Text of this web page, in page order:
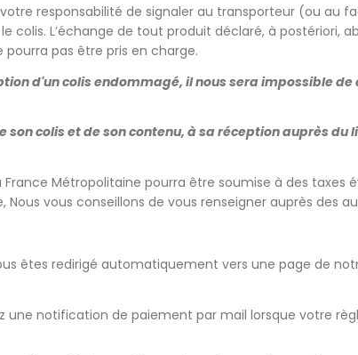
responsabilité de signaler au transporteur (ou au
colis. L’échange de tout produit déclaré, à postériori,
pas être pris en charge.
d'un colis endommagé, il nous sera impossible
colis et de son contenu, à sa réception auprès du
Métropolitaine pourra être soumise à des
vous conseillons de vous renseigner auprès des
êtes redirigé automatiquement vers une page de
une notification de paiement par mail lorsque votre